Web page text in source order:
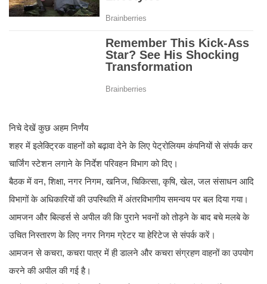
निचे देखें कुछ अहम निर्णंय
शहर में इलेक्ट्रिक वाहनों को बढ़ावा देने के लिए पेट्रोलियम कंपनियों से संपर्क कर
चार्जिंग स्टेशन लगाने के निर्देश परिवहन विभाग को दिए।
बैठक में वन, शिक्षा, नगर निगम, खनिज, चिकित्सा, कृषि, खेल, जल संसाधन आदि
विभागों के अधिकारियों की उपस्थिति में अंतरविभागीय समन्वय पर बल दिया गया।
आमजन और बिल्डर्स से अपील की कि पुराने भवनों को तोड़ने के बाद बचे मलबे के
उचित निस्तारण के लिए नगर निगम ग्रेटर या हेरिटेज से संपर्क करें।
आमजन से कचरा, कचरा पात्र में ही डालने और कचरा संग्रहण वाहनों का उपयोग
करने की अपील की गई है।